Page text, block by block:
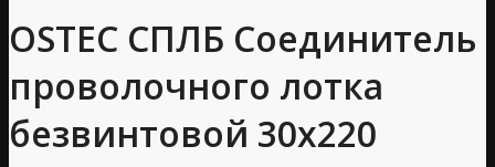
OSTEC СПЛБ Соединитель
проволочного лотка
безвинтовой 30х220